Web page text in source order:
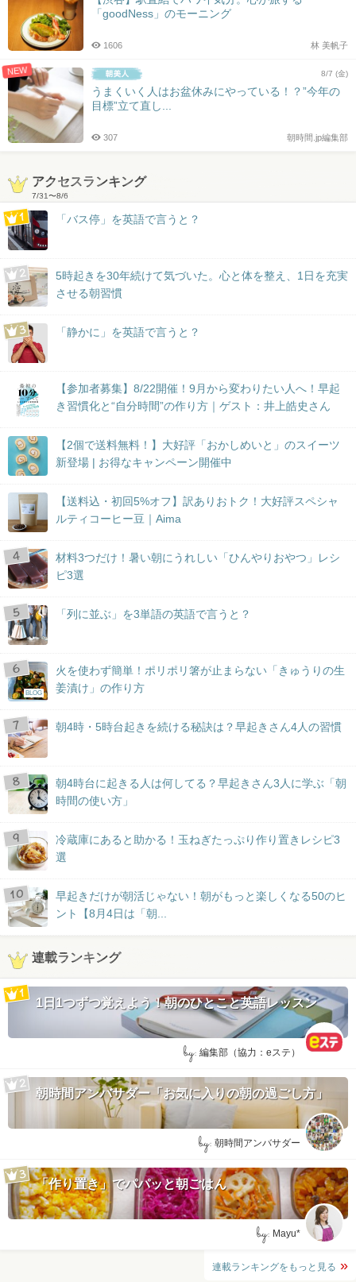
「goodNess」のモーニング
林 美帆子
1606
NEW 8/7 (金)
うまくいく人はお盆休みにやっている！？”今年の
目標”立て直し...
朝時間.jp編集部
307
アクセスランキング
7/31〜8/6
「バス停」を英語で言うと？
5時起きを30年続けて気づいた。心と体を整え、1日を充実
させる朝習慣
「静かに」を英語で言うと？
【参加者募集】8/22開催！9月から変わりたい人へ！早起
き習慣化と“自分時間”の作り方｜ゲスト：井上皓史さん
【2個で送料無料！】大好評「おかしめいと」のスイーツ
新登場 | お得なキャンペーン開催中
【送料込・初回5%オフ】訳ありおトク！大好評スペシャ
ルティコーヒー豆｜Aima
材料3つだけ！暑い朝にうれしい「ひんやりおやつ」レシ
ピ3選
「列に並ぶ」を3単語の英語で言うと？
BLOG
火を使わず簡単！ポリポリ箸が止まらない「きゅうりの生
姜漬け」の作り方
朝4時・5時台起きを続ける秘訣は？早起きさん4人の習慣
朝4時台に起きる人は何してる？早起きさん3人に学ぶ「朝
時間の使い方」
冷蔵庫にあると助かる！玉ねぎたっぷり作り置きレシピ3
選
早起きだけが朝活じゃない！朝がもっと楽しくなる50のヒ
ント【8月4日は「朝...
連載ランキング
1日1つずつ覚えよう！朝のひとこと英語レッスン
by: 編集部（協力：eステ）
朝時間アンバサダー「お気に入りの朝の過ごし方」
by: 朝時間アンバサダー
「作り置き」でパパッと朝ごはん
by: Mayu*
連載ランキングをもっと見る